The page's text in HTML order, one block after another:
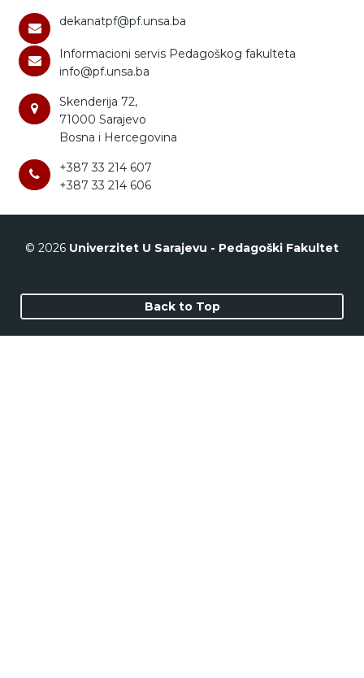
dekanatpf@pf.unsa.ba
Informacioni servis Pedagoškog fakulteta
info@pf.unsa.ba
Skenderija 72,
71000 Sarajevo
Bosna i Hercegovina
+387 33 214 607
+387 33 214 606
© 2026 Univerzitet U Sarajevu - Pedagoški Fakultet
Back to Top